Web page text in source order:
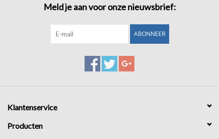
Meld je aan voor onze nieuwsbrief:
ABONNEER
Klantenservice
Producten